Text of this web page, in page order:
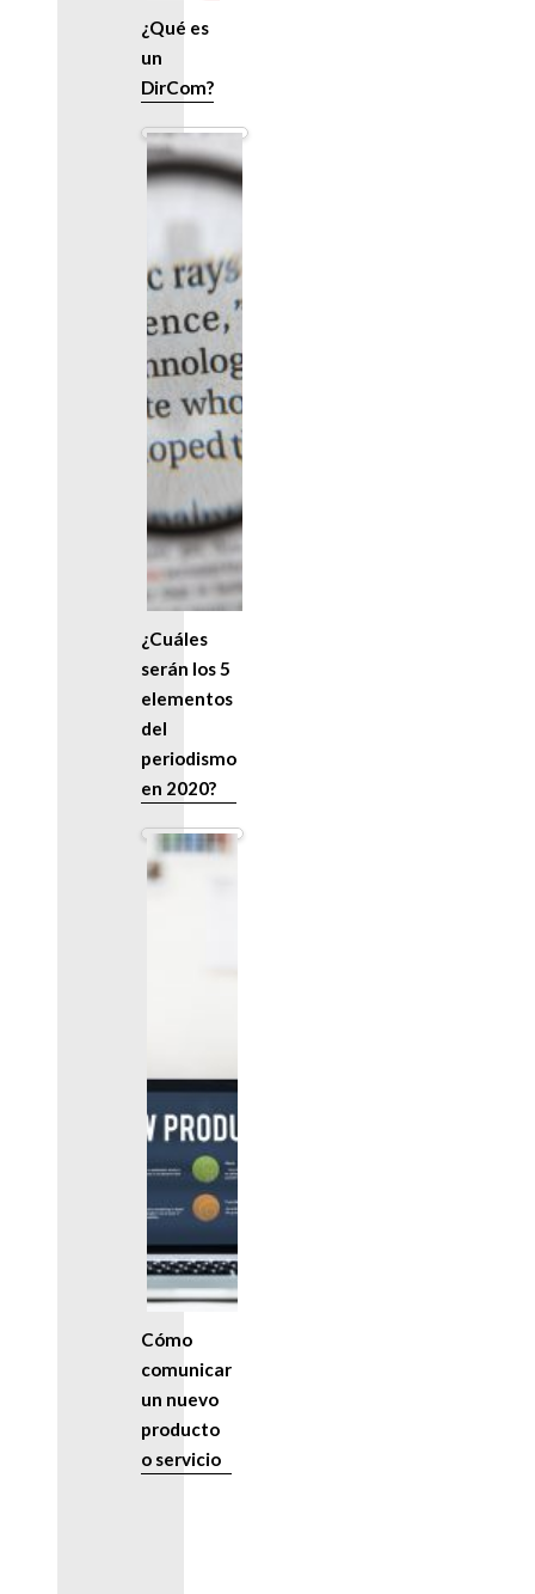
¿Qué es
un
DirCom?
¿Cuáles
serán los 5
elementos
del
periodismo
en 2020?
Cómo
comunicar
un nuevo
producto
o servicio